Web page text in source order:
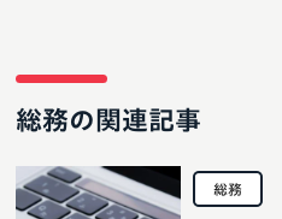
総務の関連記事
総務